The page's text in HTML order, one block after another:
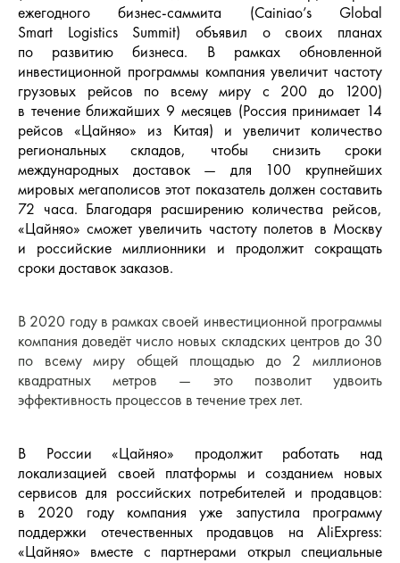
ежегодного бизнес-саммита (Cainiao’s Global
Smart Logistics Summit) объявил о своих планах
по развитию бизнеса. В рамках обновленной
инвестиционной программы компания увеличит частоту
грузовых рейсов по всему миру с 200 до 1200)
в течение ближайших 9 месяцев (Россия принимает 14
рейсов «Цайняо» из Китая) и увеличит количество
региональных складов, чтобы снизить сроки
международных доставок — для 100 крупнейших
мировых мегаполисов этот показатель должен составить
72 часа. Благодаря расширению количества рейсов,
«Цайняо» сможет увеличить частоту полетов в Москву
и российские миллионники и продолжит сокращать
сроки доставок заказов.
В 2020 году в рамках своей инвестиционной программы
компания доведёт число новых складских центров до 30
по всему миру общей площадью до 2 миллионов
квадратных метров — это позволит удвоить
эффективность процессов в течение трех лет.
В России «Цайняо» продолжит работать над
локализацией своей платформы и созданием новых
сервисов для российских потребителей и продавцов:
в 2020 году компания уже запустила программу
поддержки отечественных продавцов на AliExpress:
«Цайняо» вместе с партнерами открыл специальные